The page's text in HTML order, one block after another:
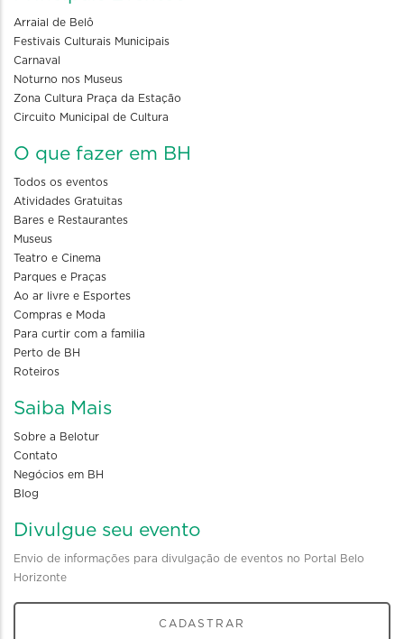
Arraial de Belô
Festivais Culturais Municipais
Carnaval
Noturno nos Museus
Zona Cultura Praça da Estação
Circuito Municipal de Cultura
O que fazer em BH
Todos os eventos
Atividades Gratuitas
Bares e Restaurantes
Museus
Teatro e Cinema
Parques e Praças
Ao ar livre e Esportes
Compras e Moda
Para curtir com a familia
Perto de BH
Roteiros
Saiba Mais
Sobre a Belotur
Contato
Negócios em BH
Blog
Divulgue seu evento
Envio de informações para divulgação de eventos no Portal Belo
Horizonte
CADASTRAR